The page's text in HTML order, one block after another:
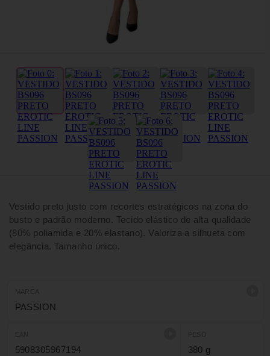
Vestido preto justo com recortes estratégicos na zona do
busto e padrão moderno. Tecido elástico de alta qualidade
(80% poliamida e 20% elastano). Valoriza a silhueta com
elegância. Tamanho único.
PASSION
5908305967194 380 g